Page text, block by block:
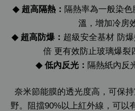
◆ 超高隔熱： 隔熱率為一般染
溫，增加冷房
◆ 超高防爆： 超級安全基材 防
倍 更有效防止玻璃爆裂
◆ 低內反光： 隔熱紙內反
奈米節能膜的透光度高，可保
野。阻擋90%以上紅外線，可以